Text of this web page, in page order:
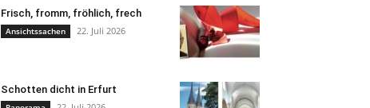
Frisch, fromm, fröhlich, frech
Ansichtssachen 22. Juli 2026
Schotten dicht in Erfurt